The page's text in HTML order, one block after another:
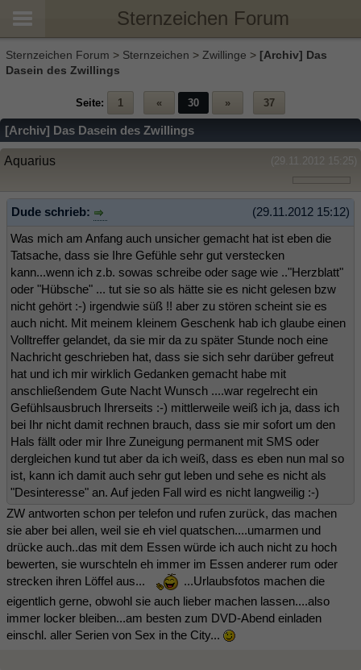
Sternzeichen Forum
Sternzeichen Forum > Sternzeichen > Zwillinge > [Archiv] Das
Dasein des Zwillings
Seite: 1 « 30 » 37
[Archiv] Das Dasein des Zwillings
(29.11.2012 15:25)
Aquarius
(29.11.2012 15:12)
Dude schrieb:
Was mich am Anfang auch unsicher gemacht hat ist eben die
Tatsache, dass sie Ihre Gefühle sehr gut verstecken
kann...wenn ich z.b. sowas schreibe oder sage wie .."Herzblatt"
oder "Hübsche" ... tut sie so als hätte sie es nicht gelesen bzw
nicht gehört :-) irgendwie süß !! aber zu stören scheint sie es
auch nicht. Mit meinem kleinem Geschenk hab ich glaube einen
Volltreffer gelandet, da sie mir da zu später Stunde noch eine
Nachricht geschrieben hat, dass sie sich sehr darüber gefreut
hat und ich mir wirklich Gedanken gemacht habe mit
anschließendem Gute Nacht Wunsch ....war regelrecht ein
Gefühlsausbruch Ihrerseits :-) mittlerweile weiß ich ja, dass ich
bei Ihr nicht damit rechnen brauch, dass sie mir sofort um den
Hals fällt oder mir Ihre Zuneigung permanent mit SMS oder
dergleichen kund tut aber da ich weiß, dass es eben nun mal so
ist, kann ich damit auch sehr gut leben und sehe es nicht als
"Desinteresse" an. Auf jeden Fall wird es nicht langweilig :-)
ZW antworten schon per telefon und rufen zurück, das machen
sie aber bei allen, weil sie eh viel quatschen....umarmen und
drücke auch..das mit dem Essen würde ich auch nicht zu hoch
bewerten, sie wurschteln eh immer im Essen anderer rum oder
strecken ihren Löffel aus...
...Urlaubsfotos machen die
eigentlich gerne, obwohl sie auch lieber machen lassen....also
immer locker bleiben...am besten zum DVD-Abend einladen
einschl. aller Serien von Sex in the City...